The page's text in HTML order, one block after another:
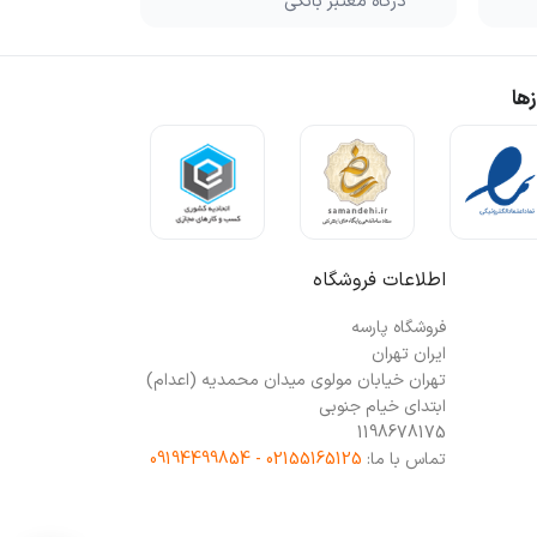
اطلاعات فروشگاه
فروشگاه پارسه
ایران تهران
تهران خیابان مولوی میدان محمدیه (اعدام)
ابتدای خیام جنوبی
1198678175
تماس با ما: 02155165125 - 09194499854